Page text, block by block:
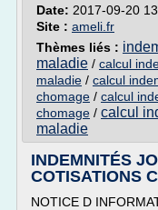
Date: 2017-09-20
Site : ameli.fr
Thèmes liés :
maladie / calcul
maladie / calcul
chomage / calcul
chomage / calcul
maladie
INDEMNITÉS
COTISATIONS
NOTICE D